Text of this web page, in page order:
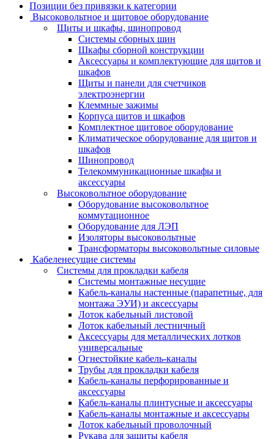
Позиции без привязки к категории
Высоковольтное и щитовое оборудование
Щиты и шкафы, шинопровод
Системы сборных шин
Шкафы сборной конструкции
Аксессуары и комплектующие для щитов и
шкафов
Щиты и панели для счетчиков
электроэнергии
Клеммные зажимы
Корпуса щитов и шкафов
Комплектное щитовое оборудование
Климатическое оборудование для щитов и
шкафов
Шинопровод
Телекоммуникационные шкафы и
аксессуары
Высоковольтное оборудование
Оборудование высоковольтное
коммутационное
Оборудование для ЛЭП
Изоляторы высоковольтные
Трансформаторы высоковольтные силовые
Кабеленесущие системы
Системы для прокладки кабеля
Системы монтажные несущие
Кабель-каналы настенные (парапетные, для
монтажа ЭУИ) и аксессуары
Лоток кабельный листовой
Лоток кабельный лестничный
Аксессуары для металлических лотков
универсальные
Огнестойкие кабель-каналы
Трубы для прокладки кабеля
Кабель-каналы перфорированные и
аксессуары
Кабель-каналы плинтусные и аксессуары
Кабель-каналы монтажные и аксессуары
Лоток кабельный проволочный
Рукава для защиты кабеля